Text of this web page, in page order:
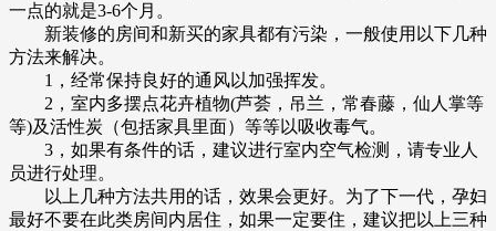
一点的就是3-6个月。
新装修的房间和新买的家具都有污染，一般使用以下几种
方法来解决。
1，经常保持良好的通风以加强挥发。
2，室内多摆点花卉植物(芦荟，吊兰，常春藤，仙人掌等
等)及活性炭（包括家具里面）等等以吸收毒气。
3，如果有条件的话，建议进行室内空气检测，请专业人
员进行处理。
以上几种方法共用的话，效果会更好。为了下一代，孕妇
最好不要在此类房间内居住，如果一定要住，建议把以上三种